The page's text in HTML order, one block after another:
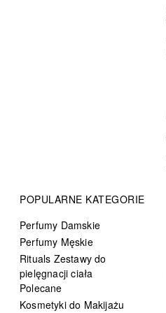
POPULARNE KATEGORIE
Perfumy Damskie
Perfumy Męskie
Rituals Zestawy do
pielęgnacji ciała
Polecane
Kosmetyki do Makijażu